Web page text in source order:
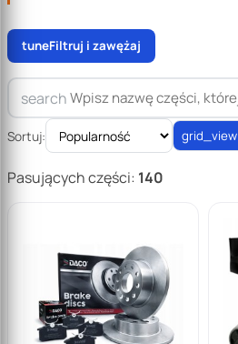
tuneFiltruj i zawężaj
search
Sortuj: grid_view
Pasujących części: 140